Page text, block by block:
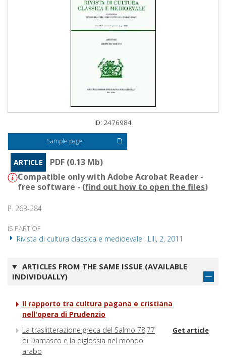
ID: 2476984
Sample page
ARTICLE
PDF (0.13 Mb)
Compatible only with Adobe Acrobat Reader -
free software - (find out how to open the files)
P. 263-284
IS PART OF
Rivista di cultura classica e medioevale : LIII, 2, 2011
ARTICLES FROM THE SAME ISSUE (AVAILABLE
INDIVIDUALLY)
Il rapporto tra cultura pagana e cristiana
nell'opera di Prudenzio
La traslitterazione greca del Salmo 78,77
di Damasco e la diglossia nel mondo
arabo
Get article